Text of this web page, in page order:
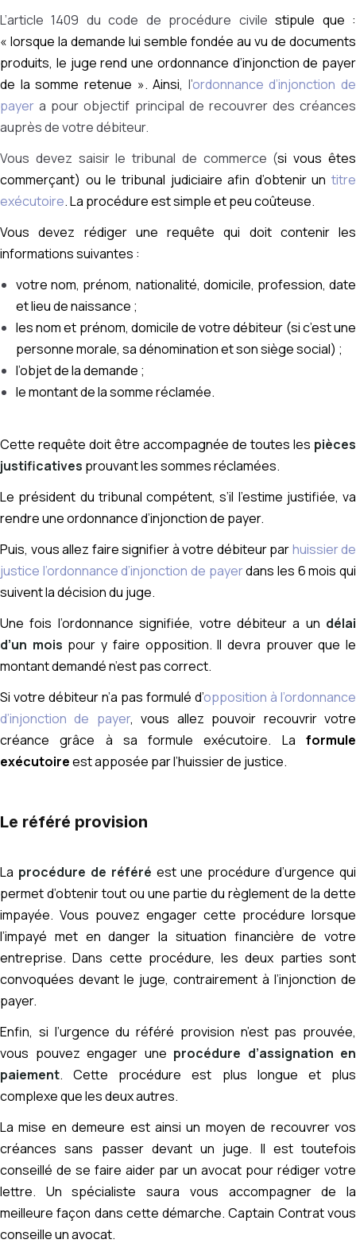
L’article 1409 du code de procédure civilestipule que :
« lorsque la demande lui semble fondée au vu de documents
produits, le juge rend une ordonnance d’injonction de payer
de la somme retenue ». Ainsi, l’ordonnance d’injonction de
payer a pour objectif principal de recouvrer des créances
auprès de votre débiteur.
Vous devez saisir le tribunal de commerce (si vous êtes
commerçant) ou le tribunal judiciaire afin d’obtenir un titre
exécutoire.La procédure est simple et peu coûteuse.
Vous devez rédiger une requête qui doit contenir les
informations suivantes :
votre nom, prénom, nationalité, domicile, profession, date
et lieu de naissance ;
les nom et prénom, domicile de votre débiteur (si c’est une
personne morale, sa dénomination et son siège social) ;
l’objet de la demande ;
le montant de la somme réclamée.
Cette requête doit être accompagnée de toutes les pièces
justificatives prouvant les sommes réclamées.
Le président du tribunal compétent, s’il l’estime justifiée, va
rendre une ordonnance d’injonction de payer.
Puis, vous allez faire signifier à votre débiteur parhuissier de
justice l’ordonnance d’injonction de payerdans les 6 mois qui
suivent la décision du juge.
Une fois l’ordonnance signifiée, votre débiteur a un délai
d’un mois pour y faire opposition. Il devra prouver que le
montant demandé n’est pas correct.
Si votre débiteur n’a pas formulé d’opposition à l’ordonnance
d’injonction de payer, vous allez pouvoir recouvrir votre
créance grâce à sa formule exécutoire. La formule
exécutoireest apposée par l’huissier de justice.
Le référé provision
La procédure de référé est une procédure d’urgence qui
permet d’obtenir tout ou une partie du règlement de la dette
impayée. Vous pouvez engager cette procédure lorsque
l’impayé met en danger la situation financière de votre
entreprise. Dans cette procédure, les deux parties sont
convoquées devant le juge, contrairement à l’injonction de
payer.
Enfin, si l’urgence du référé provision n’est pas prouvée,
vous pouvez engager une procédure d’assignation en
paiement. Cette procédure est plus longue et plus
complexe que les deux autres.
La mise en demeure est ainsi un moyen de recouvrer vos
créances sans passer devant un juge. Il est toutefois
conseillé de se faire aider par un avocat pour rédiger votre
lettre. Un spécialiste saura vous accompagner de la
meilleure façon dans cette démarche. Captain Contrat vous
conseille un avocat.